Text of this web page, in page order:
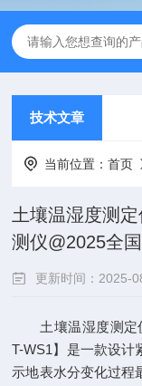
技术文章
当前位置：首页
土壤温湿度测
测仪@2025全
更新时间：2025-
土壤温湿度测定仪
T-WS1】是一款设计
示地表水分变化过程